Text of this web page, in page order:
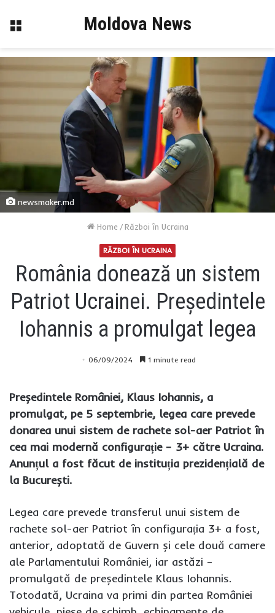
Menu Moldova News
newsmaker.md
Home / Război în Ucraina
RĂZBOI ÎN UCRAINA
România donează un sistem
Patriot Ucrainei. Președintele
Iohannis a promulgat legea
06/09/2024 1 minute read
Președintele României, Klaus Iohannis, a
promulgat, pe 5 septembrie, legea care prevede
donarea unui sistem de rachete sol-aer Patriot în
cea mai modernă configurație – 3+ către Ucraina.
Anunțul a fost făcut de instituția prezidențială de
la București.
Legea care prevede transferul unui sistem de
rachete sol-aer Patriot în configurația 3+ a fost,
anterior, adoptată de Guvern și cele două camere
ale Parlamentului României, iar astăzi –
promulgată de președintele Klaus Iohannis.
Totodată, Ucraina va primi din partea României